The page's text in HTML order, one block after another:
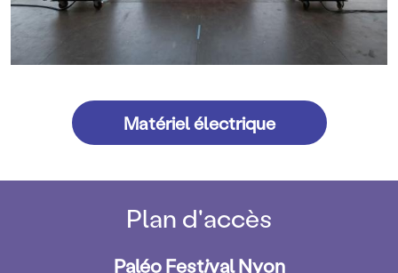
Matériel électrique
Plan d'accès
Paléo Festival Nyon